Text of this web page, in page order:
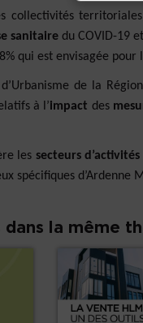
sanitaire du COVID-19
qui est envisagée pour
de la
à l’impact des
les secteurs d’activités
spécifiques d’Ardenne
la même